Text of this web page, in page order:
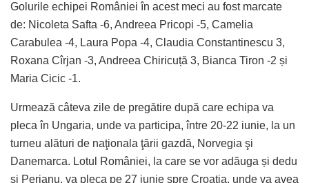
Golurile echipei României în acest meci au fost marcate
de: Nicoleta Safta -6, Andreea Pricopi -5, Camelia
Carabulea -4, Laura Popa -4, Claudia Constantinescu 3,
Roxana Cîrjan -3, Andreea Chiricuță 3, Bianca Tiron -2 și
Maria Cicic -1.
Urmează câteva zile de pregătire după care echipa va
pleca în Ungaria, unde va participa, între 20-22 iunie, la un
turneu alături de naţionala ţării gazdă, Norvegia şi
Danemarca. Lotul României, la care se vor adăuga și dedu
și Perianu, va pleca pe 27 iunie spre Croaţia, unde va avea